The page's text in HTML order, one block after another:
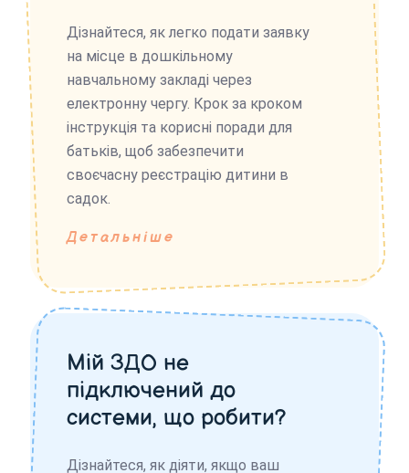
Дізнайтеся, як легко подати заявку
на місце в дошкільному
навчальному закладі через
електронну чергу. Крок за кроком
інструкція та корисні поради для
батьків, щоб забезпечити
своєчасну реєстрацію дитини в
садок.
Детальніше
Мій ЗДО не
підключений до
системи, що робити?
Дізнайтеся, як діяти, якщо ваш